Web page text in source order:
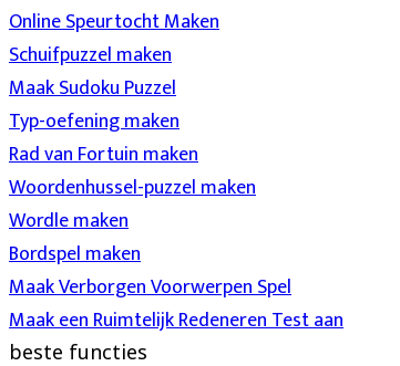
Online Speurtocht Maken
Schuifpuzzel maken
Maak Sudoku Puzzel
Typ-oefening maken
Rad van Fortuin maken
Woordenhussel-puzzel maken
Wordle maken
Bordspel maken
Maak Verborgen Voorwerpen Spel
Maak een Ruimtelijk Redeneren Test aan
beste functies